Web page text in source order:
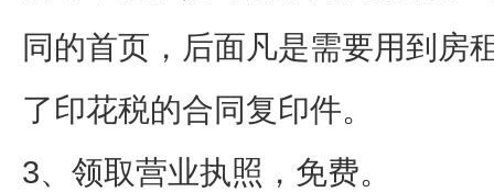
同的首页，后面凡是需要用到房
了印花税的合同复印件。
3、领取营业执照，免费。